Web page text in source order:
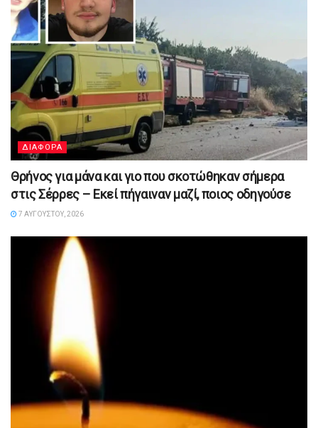
ΔΙΑΦΟΡΑ
Θρήνος για μάνα και γιο που σκοτώθηκαν σήμερα
στις Σέρρες – Εκεί πήγαιναν μαζί, ποιος οδηγούσε
7 ΑΥΓΟΎΣΤΟΥ, 2026